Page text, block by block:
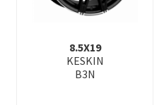
8.5X19
KESKIN
B3N